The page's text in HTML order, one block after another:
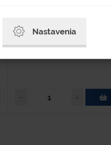
Skladom 15 ks
Nastavenia